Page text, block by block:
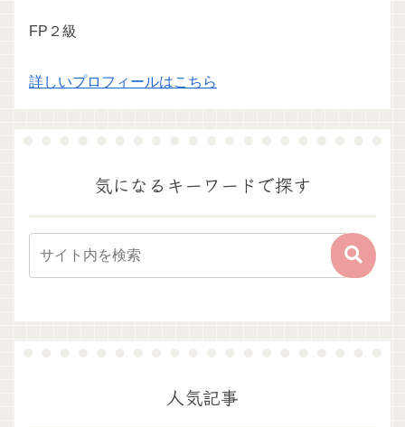
FP２級
詳しいプロフィールはこちら
気になるキーワードで探す
人気記事